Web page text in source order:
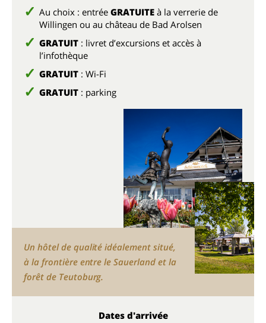
Au choix : entrée GRATUITE à la verrerie de
Willingen ou au château de Bad Arolsen
GRATUIT : livret d’excursions et accès à
l’infothèque
GRATUIT : Wi-Fi
GRATUIT : parking
Un hôtel de qualité idéalement situé,
à la frontière entre le Sauerland et la
forêt de Teutoburg.
Dates d'arrivée